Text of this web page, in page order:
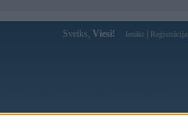
Sveiks, Viesi! Ienākt Reģistrācija